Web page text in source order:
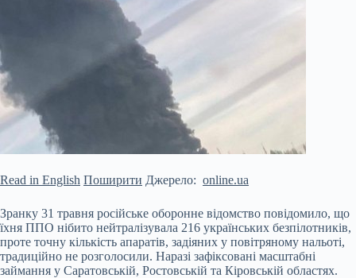
Read in English Поширити Джерело: online.ua
Зранку 31 травня російське оборонне відомство повідомило, що
їхня ППО нібито нейтралізувала 216 українських безпілотників,
проте точну кількість апаратів, задіяних у повітряному нальоті,
традиційно не розголосили. Наразі зафіксовані масштабні
займання у Саратовській, Ростовській та Кіровській областях.